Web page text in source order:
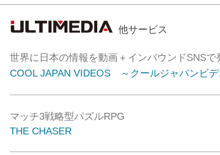
他サービス
世界に日本の情報を動画＋インバウンドSNSで
COOL JAPAN VIDEOS ～クールジャパンビ
マッチ3戦略型パズルRPG
THE CHASER